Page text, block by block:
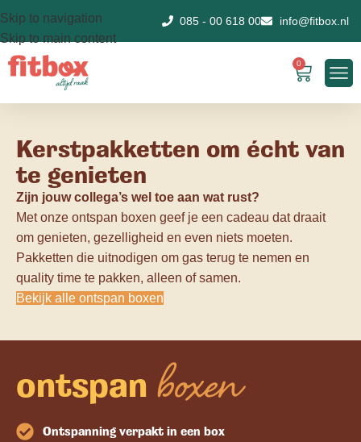
Skip to navigation
Skip to main content
085 - 00 618 00 info@fitbox.nl
0
Kerstpakketten om écht van
te genieten
Zijn jouw collega’s wel toe aan wat rust?
Met onze ontspan boxen geef je een cadeau dat draait
om genieten, gezelligheid en even niets moeten.
Pakketten die uitnodigen om gas terug te nemen en
quality time te pakken, alleen of samen.
Bekijk alle ontspan boxen
ontspan boxen
Ontspanning verpakt in een box